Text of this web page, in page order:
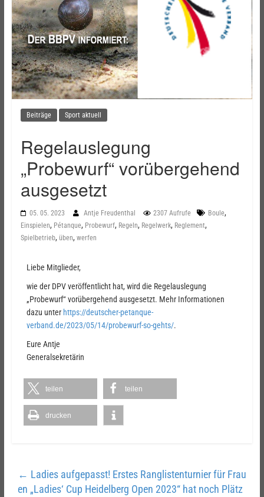
Beiträge Sport aktuell
Regelauslegung
„Probewurf“ vorübergehend
ausgesetzt
05. 05. 2023 Antje Freudenthal 2307 Aufrufe Boule,
Einspielen, Pétanque, Probewurf, Regeln, Regelwerk, Reglement,
Spielbetrieb, üben, werfen
Liebe Mitglieder,
wie der DPV veröffentlicht hat, wird die Regelauslegung
„Probewurf“ vorübergehend ausgesetzt. Mehr Informationen
dazu unter https://deutscher-petanque-
verband.de/2023/05/14/probewurf-so-gehts/.
Eure Antje
Generalsekretärin
teilen teilen
drucken
← Ladies aufgepasst! Erstes Ranglistenturnier für Frau
en „Ladies‘ Cup Heidelberg Open 2023“ hat noch Plätz